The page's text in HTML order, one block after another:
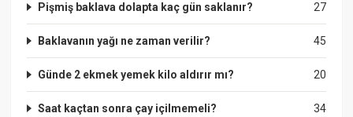
27
Pişmiş baklava dolapta kaç gün saklanır?
45
Baklavanın yağı ne zaman verilir?
20
Günde 2 ekmek yemek kilo aldırır mı?
34
Saat kaçtan sonra çay içilmemeli?